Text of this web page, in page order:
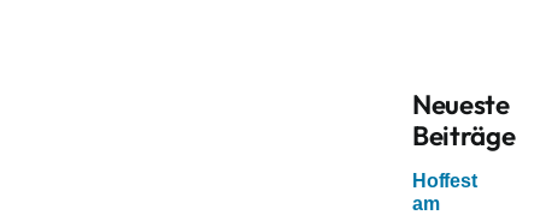
Neueste
Beiträge
Hoffest
am